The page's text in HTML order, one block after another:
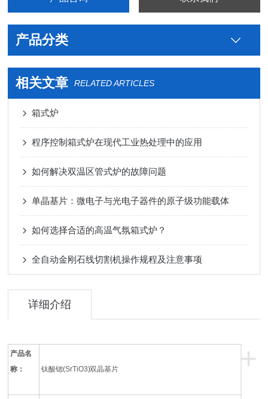
产品分类
相关文章 RELATED ARTICLES
箱式炉
程序控制箱式炉在现代工业热处理中的应用
如何解决双温区管式炉的故障问题
单晶基片：微电子与光电子器件的原子级功能载体
如何选择合适的高温气氛箱式炉？
全自动金刚石线切割机操作规程及注意事项
详细介绍
+
产品名
称：
钛酸锶(SrTiO3)双晶基片